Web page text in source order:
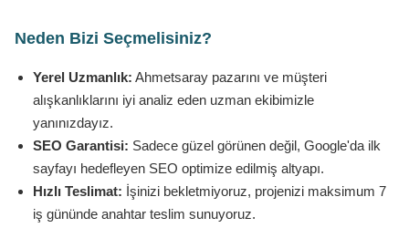
Neden Bizi Seçmelisiniz?
Yerel Uzmanlık: Ahmetsaray pazarını ve müşteri
alışkanlıklarını iyi analiz eden uzman ekibimizle
yanınızdayız.
SEO Garantisi: Sadece güzel görünen değil, Google'da ilk
sayfayı hedefleyen SEO optimize edilmiş altyapı.
Hızlı Teslimat: İşinizi bekletmiyoruz, projenizi maksimum 7
iş gününde anahtar teslim sunuyoruz.